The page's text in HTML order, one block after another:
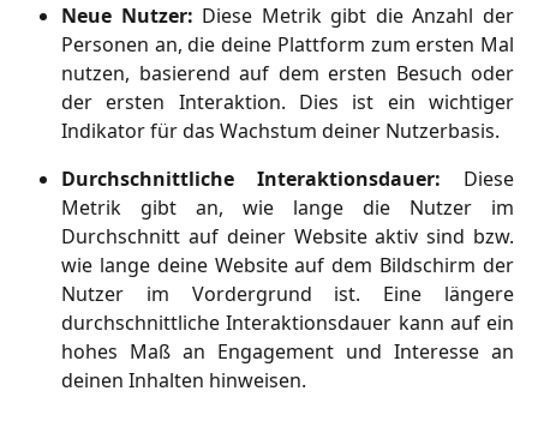
Neue Nutzer: Diese Metrik gibt die Anzahl der
Personen an, die deine Plattform zum ersten Mal
nutzen, basierend auf dem ersten Besuch oder
der ersten Interaktion. Dies ist ein wichtiger
Indikator für das Wachstum deiner Nutzerbasis.
Durchschnittliche Interaktionsdauer: Diese
Metrik gibt an, wie lange die Nutzer im
Durchschnitt auf deiner Website aktiv sind bzw.
wie lange deine Website auf dem Bildschirm der
Nutzer im Vordergrund ist. Eine längere
durchschnittliche Interaktionsdauer kann auf ein
hohes Maß an Engagement und Interesse an
deinen Inhalten hinweisen.